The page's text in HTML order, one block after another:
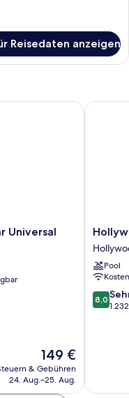
Reisedaten anzeigen
Universal
Der
Preis
beträgt
149 €
& Gebühren
24. Aug.–25. Aug.
Studios
City
Inn
Pool
8.0
von
8,0